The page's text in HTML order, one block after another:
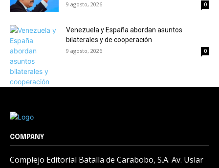
9 agosto, 2026 0
Venezuela y España abordan asuntos
bilaterales y de cooperación
9 agosto, 2026 0
COMPANY
Complejo Editorial Batalla de Carabobo, S.A. Av. Uslar